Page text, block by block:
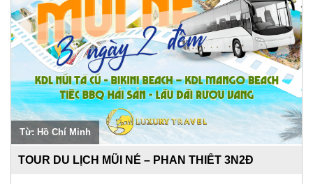
Từ: Hồ Chí Minh
TOUR DU LỊCH MŨI NÉ – PHAN THIẾT 3N2Đ